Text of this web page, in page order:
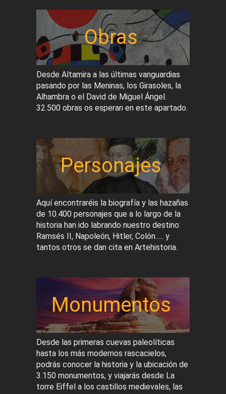
Obras
Desde Altamira a las últimas vanguardias
pasando por las Meninas, los Girasoles, la
Alhambra o el David de Miguel Ángel.
32.500 obras os esperan en este apartado.
Personajes
Aquí encontraréis la biografía y las hazañas
de 10.400 personajes que a lo largo de la
historia han ido labrando nuestro destino:
Ramsés II, Napoleón, Hitler, Colón….. y
tantos otros se dan cita en Artehistoria.
Monumentos
Desde las primeras cuevas paleolíticas
hasta los más modernos rascacielos,
podrás conocer la historia y la ubicación de
3.150 monumentos, y viajarás desde La
torre Eiffel a los castillos medievales, las